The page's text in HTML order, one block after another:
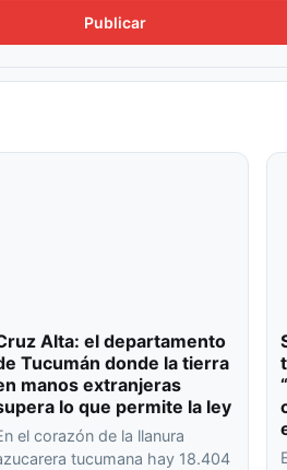
Alta: el departamento
Tucumán donde la tierra
manos extranjeras
lo que permite la ley
el corazón de la llanura
tucumana hay 18.404